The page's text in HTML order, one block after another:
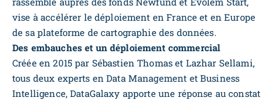
vise à accélérer le déploiement en France et en Europe
de sa plateforme de cartographie des données.
Des embauches et un déploiement commercial
Créée en 2015 par Sébastien Thomas et Lazhar Sellami,
tous deux experts en Data Management et Business
Intelligence, DataGalaxy apporte une réponse au constat